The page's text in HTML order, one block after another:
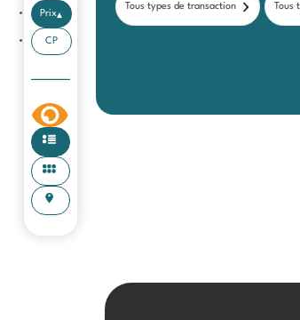
Tous types de transaction
Prix
CP